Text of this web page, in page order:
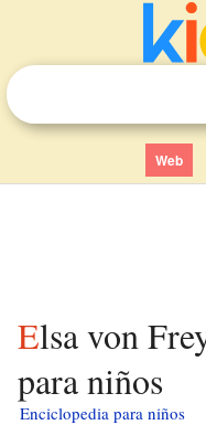
Web
Elsa von Freytag-Loringhoven
para niños
Enciclopedia para niños